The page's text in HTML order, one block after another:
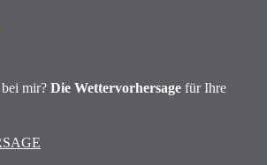
mir? Die Wettervorhersage für Ihre